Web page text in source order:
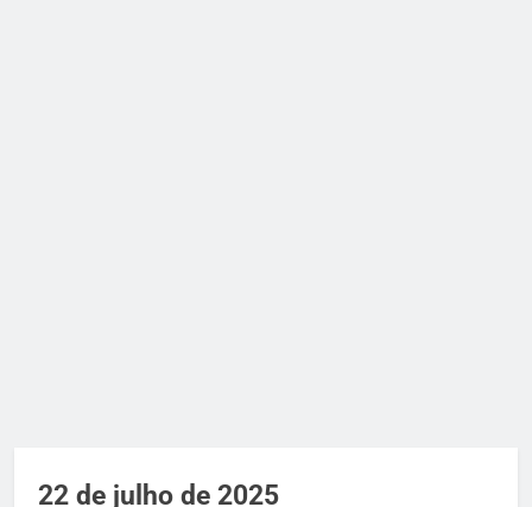
22 de julho de 2025